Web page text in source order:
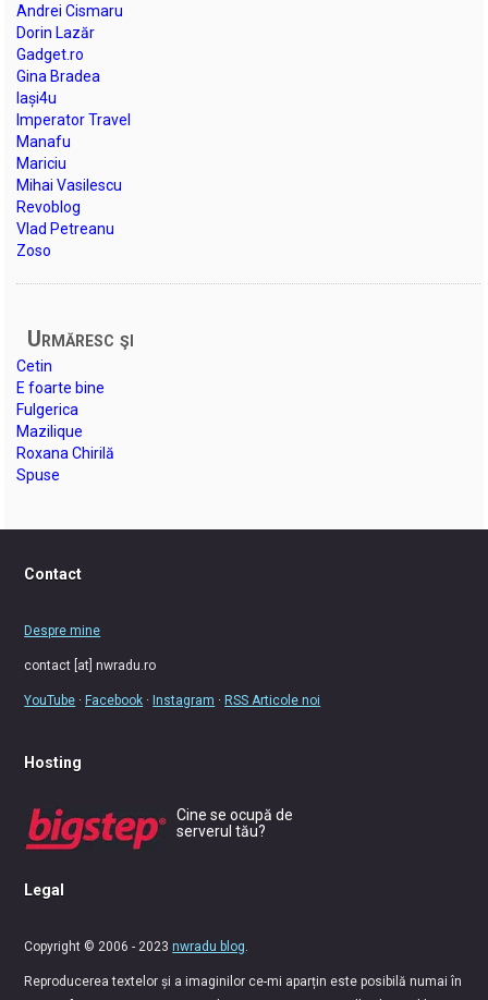
Andrei Cismaru
Dorin Lazăr
Gadget.ro
Gina Bradea
Iași4u
Imperator Travel
Manafu
Mariciu
Mihai Vasilescu
Revoblog
Vlad Petreanu
Zoso
Urmăresc şi
Cetin
E foarte bine
Fulgerica
Mazilique
Roxana Chirilă
Spuse
Contact
Despre mine
contact [at] nwradu.ro
YouTube ·Facebook ·Instagram ·RSS Articole noi
Hosting
Cine se ocupă de
serverul tău?
Legal
Copyright © 2006 - 2023nwradu blog
Reproducerea textelor și a imaginilor ce-mi aparțin este posibilă numai în